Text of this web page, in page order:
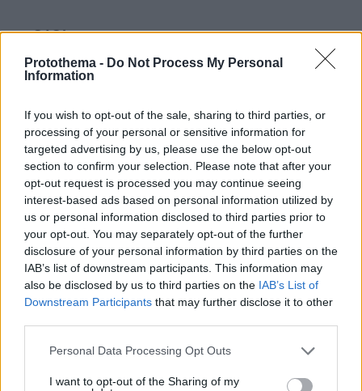
Protothema - Do Not Process My Personal
Information
If you wish to opt-out of the sale, sharing to third parties, or
processing of your personal or sensitive information for
targeted advertising by us, please use the below opt-out
section to confirm your selection. Please note that after your
opt-out request is processed you may continue seeing
interest-based ads based on personal information utilized by
us or personal information disclosed to third parties prior to
your opt-out. You may separately opt-out of the further
disclosure of your personal information by third parties on the
IAB’s list of downstream participants. This information may
also be disclosed by us to third parties on the IAB’s List of
Downstream Participants that may further disclose it to other
Please note that this website/app uses one or more Google
not limited to your visit or usage behaviour. You may click to
Personal Data Processing Opt Outs
I want to opt-out of the Sharing of my
ΟΛΟΙ
είναι καλύτεροι με πρώτο τον Τσίπρα. Εξαιρώ
είναι χειρότεροι.
ΑΠΑΝΤΗΣΗ
@ολοι
14.06.2026, 20:30
Για αυτό σας έστειλε για Rebranding ο κόσμος
στις εκλογές; Επειδή είναι καλύτεροι; Όχι αγόρι
μου...δεν έχεις μυαλό μάλλον.
ΑΠΑΝΤΗΣΗ
θα τρέχεις να φύγεις, όχι επειδή θα σε κυνηγούν
οι τούρκοι, αλλά οι Επενδυτές. Ανεξαρτήτως